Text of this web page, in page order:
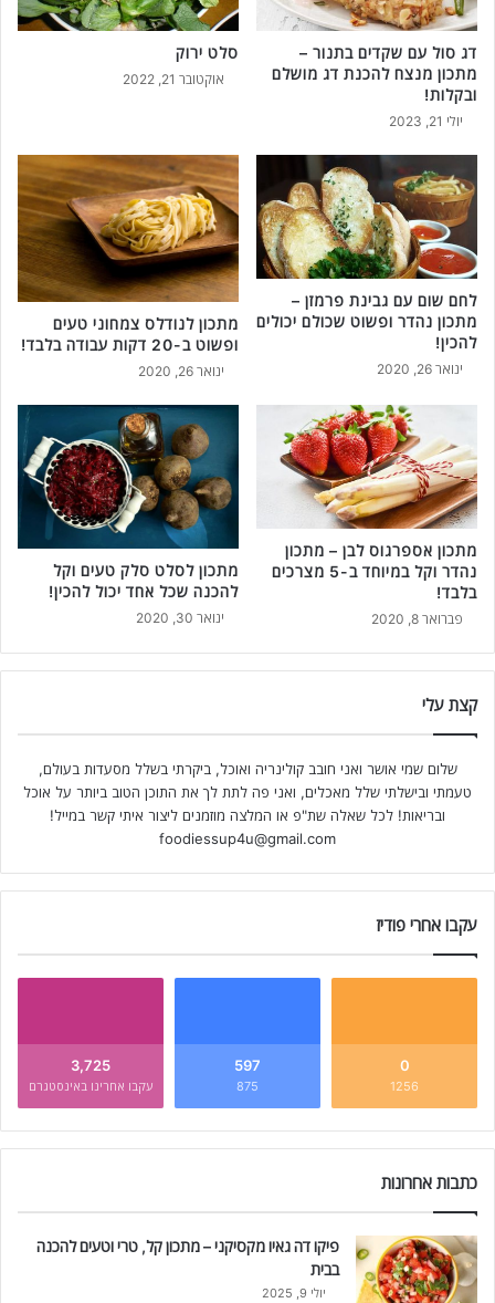
דג סול עם שקדים בתנור –
מתכון מנצח להכנת דג מושלם
ובקלות!
יולי 21, 2023
סלט ירוק
אוקטובר 21, 2022
לחם שום עם גבינת פרמזן –
מתכון נהדר ופשוט שכולם יכולים
להכין!
ינואר 26, 2020
מתכון לנודלס צמחוני טעים
ופשוט ב-20 דקות עבודה בלבד!
ינואר 26, 2020
מתכון אספרגוס לבן – מתכון
נהדר וקל במיוחד ב-5 מצרכים
בלבד!
פברואר 8, 2020
מתכון לסלט סלק טעים וקל
להכנה שכל אחד יכול להכין!
ינואר 30, 2020
קצת עלי
שלום שמי אושר ואני חובב קולינריה ואוכל, ביקרתי בשלל מסעדות בעולם,
טעמתי ובישלתי שלל מאכלים, ואני פה לתת לך את התוכן הטוב ביותר על אוכל
ובריאות! לכל שאלה שת"פ או המלצה מוזמנים ליצור איתי קשר במייל!
foodiessup4u@gmail.com
עקבו אחרי פודיז
0
1256
597
875
3,725
עקבו אחרינו באינסטגרם
כתבות אחרונות
פיקו דה גאיו מקסיקני – מתכון קל, טרי וטעים להכנה
בבית
יולי 9, 2025